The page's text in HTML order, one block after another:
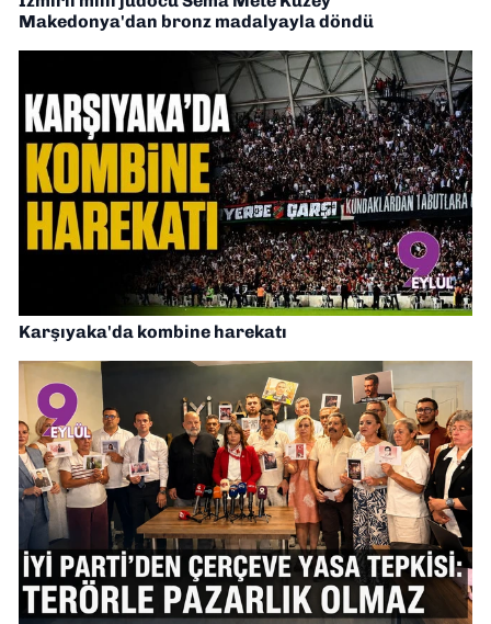
Makedonya'dan bronz madalyayla döndü
Karşıyaka'da kombine harekatı